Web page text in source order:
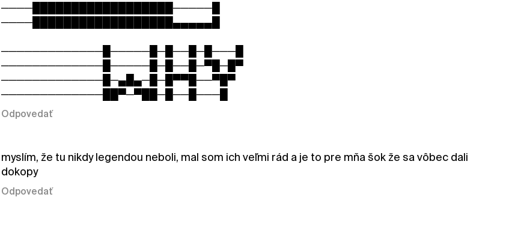
────██████████████████─────█
────██████████████████▄▄▄▄▄█
─────────────█─────█─█──█─█───█
─────────────█─────█─█──█─▀█─█▀
─────────────█─▄█▄─█─█▀▀█──▀█▀
─────────────██▀─▀██─█──█───█
Odpovedať
myslím, že tu nikdy legendou neboli, mal som ich veľmi rád a je to pre mňa šok že sa vôbec dali
dokopy
Odpovedať